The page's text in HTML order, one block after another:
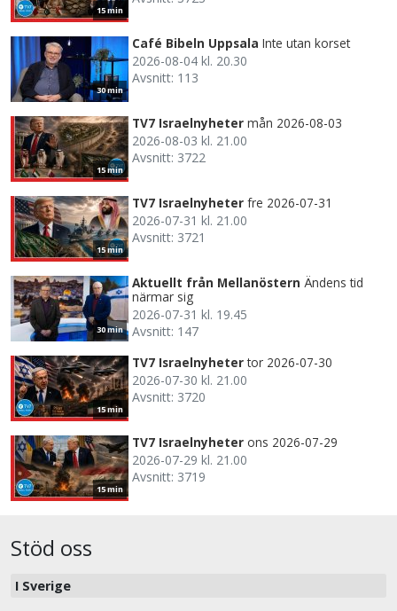
15 min
30 min
Café Bibeln Uppsala Inte utan korset
2026-08-04 kl. 20.30
Avsnitt: 113
15 min
TV7 Israelnyheter mån 2026-08-03
2026-08-03 kl. 21.00
Avsnitt: 3722
15 min
TV7 Israelnyheter fre 2026-07-31
2026-07-31 kl. 21.00
Avsnitt: 3721
30 min
Aktuellt från Mellanöstern Ändens tid
närmar sig
2026-07-31 kl. 19.45
Avsnitt: 147
15 min
TV7 Israelnyheter tor 2026-07-30
2026-07-30 kl. 21.00
Avsnitt: 3720
15 min
TV7 Israelnyheter ons 2026-07-29
2026-07-29 kl. 21.00
Avsnitt: 3719
Stöd oss
I Sverige